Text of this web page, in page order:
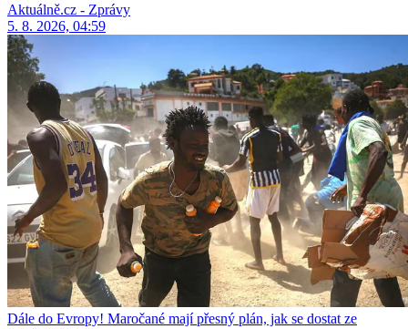
Aktuálně.cz - Zprávy
5. 8. 2026, 04:59
Dále do Evropy! Maročané mají přesný plán, jak se dostat ze